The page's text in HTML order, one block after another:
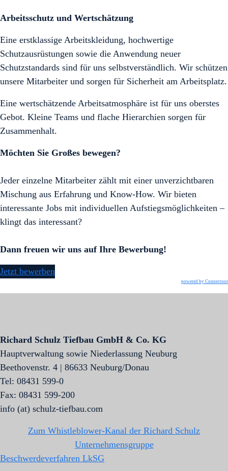
Arbeitsschutz und Wertschätzung
Eine erstklassige Arbeitskleidung, hochwertige
Schutzausrüstungen sowie die Anwendung neuer
Schutzstandards sind für uns selbstverständlich. Wir schützen
unsere Mitarbeiter und sorgen für Sicherheit am Arbeitsplatz.
Eine wertschätzende Arbeitsatmosphäre ist für uns oberstes
Gebot. Kleine Teams und flache Hierarchien sorgen für
Zusammenhalt.
Möchten Sie Großes bewegen?
Jeder einzelne Mitarbeiter zählt mit einer unverzichtbaren
Mischung aus Erfahrung und Know-How. Wir bieten
interessante Jobs mit individuellen Aufstiegsmöglichkeiten –
klingt das interessant?
Dann freuen wir uns auf Ihre Bewerbung!
Jetzt bewerben
powered by Connectoor
Richard Schulz Tiefbau GmbH & Co. KG
Hauptverwaltung sowie Niederlassung Neuburg
Beethovenstr. 4 | 86633 Neuburg/Donau
Tel: 08431 599-0
Fax: 08431 599-200
info (at) schulz-tiefbau.com
Zum Whistleblower-Kanal der Richard Schulz
Unternehmensgruppe
Beschwerdeverfahren LkSG